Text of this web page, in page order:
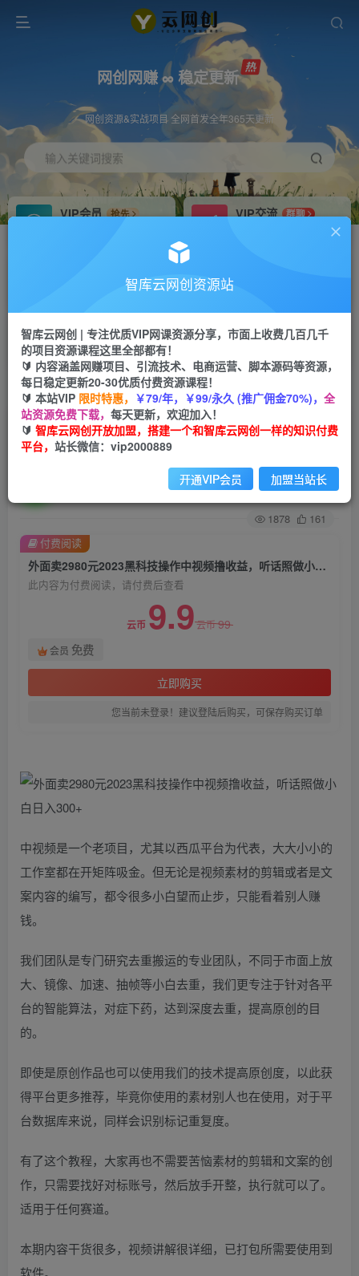
网创网赚 ∞ 稳定更新
网创资源&实战项目 全网首发全年365天更新
输入关键词搜索
VIP会员
抢先
VIP交流
群聊
研究探讨更多创业项目路子。
会员专属推广链接
网赚网创 项目
365天稳定跟新
APP下载
GO
首页 创业课程 会员免费 正文
外面卖2980元2023黑科技操作中视频撸收益，听
话照做小白日入300+
关注 私信
1878 161
外面卖2980元2023黑科技操作中视频撸收益，听话照做小白日入300+
此内容为付费阅读，请付费后查看
云币 9.9云币99
会员 免费
立即购买
您当前未登录！建议登陆后购买，可保存购买订单
付费阅读
中视频是一个老项目，尤其以西瓜平台为代表，大大小小的
工作室都在开矩阵吸金。但无论是视频素材的剪辑或者是文
案内容的编写，都令很多小白望而止步，只能看着别人赚
钱。
我们团队是专门研究去重搬运的专业团队，不同于市面上放
大、镜像、加速、抽帧等小白去重，我们更专注于针对各平
台的智能算法，对症下药，达到深度去重，提高原创的目
的。
即使是原创作品也可以使用我们的技术提高原创度，以此获
得平台更多推荐，毕竟你使用的素材别人也在使用，对于平
台数据库来说，同样会识别标记重复度。
有了这个教程，大家再也不需要苦恼素材的剪辑和文案的创
作，只需要找好对标账号，然后放手开整，执行就可以了。
适用于任何赛道。
本期内容干货很多，视频讲解很详细，已打包所需要使用到
软件。
智库云网创资源站
智库云网创 | 专注优质VIP网课资源分享，市面上收费几百几千
的项目资源课程这里全部都有！
🔰 内容涵盖网赚项目、引流技术、电商运营、脚本源码等资源，
每日稳定更新20-30优质付费资源课程！
🔰 本站VIP 限时特惠， ￥79/年，￥99/永久 (推广佣金70%)， 全
站资源免费下载， 每天更新，欢迎加入！
🔰 智库云网创开放加盟，搭建一个和智库云网创一样的知识付费
平台， 站长微信：vip2000889
开通VIP会员 加盟当站长